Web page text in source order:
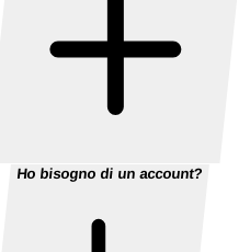
Ho bisogno di un account?